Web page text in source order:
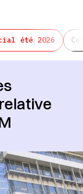
été 2026